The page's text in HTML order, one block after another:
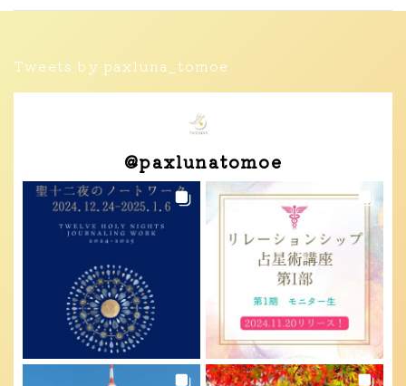
Tweets by paxluna_tomoe
@paxlunatomoe